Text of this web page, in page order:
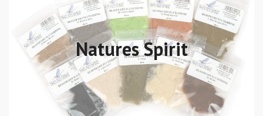
Natures Spirit